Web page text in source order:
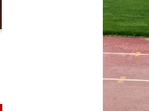
أمني: طهران تستغل التهدئة
تحت الأرض وتحالفها مع الصين